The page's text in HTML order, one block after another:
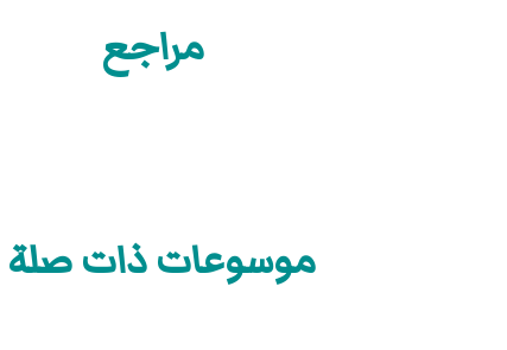
مراجع
موسوعات ذات صلة